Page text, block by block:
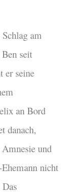
am
seit
er seine
an Bord
danach,
Amnesie und
nicht